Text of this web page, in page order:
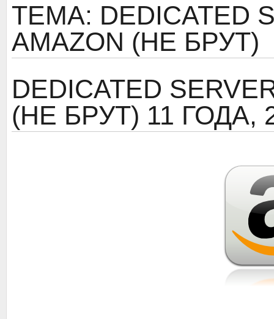
ТЕМА: DEDICATED
AMAZON (НЕ БРУТ)
DEDICATED
(НЕ БРУТ) 11